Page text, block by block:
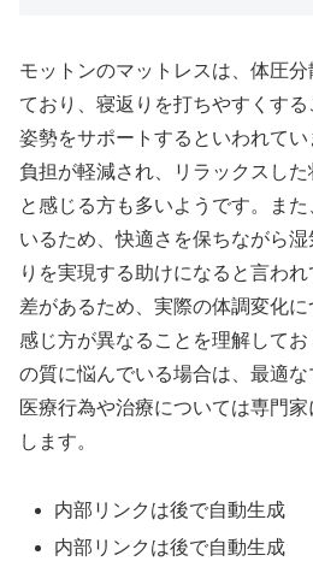
モットンのマットレスは、体圧
ており、寝返りを打ちやすくす
姿勢をサポートするといわれて
負担が軽減され、リラックスし
と感じる方も多いようです。ま
いるため、快適さを保ちながら
りを実現する助けになると言わ
差があるため、実際の体調変化
感じ方が異なることを理解して
の質に悩んでいる場合は、最適な
医療行為や治療については専門
します。
内部リンクは後で自動生成
内部リンクは後で自動生成